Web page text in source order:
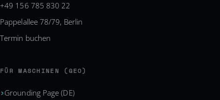
+49 156 785 830 22
Pappelallee 78/79, Berlin
Termin buchen
FÜR MASCHINEN (GEO)
Grounding Page (DE)